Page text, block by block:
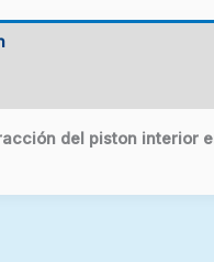
del piston interior